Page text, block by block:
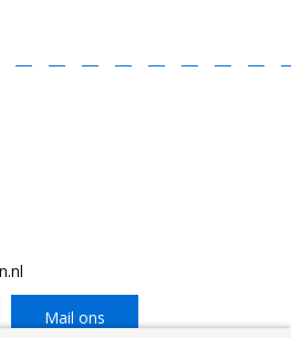
Mail ons